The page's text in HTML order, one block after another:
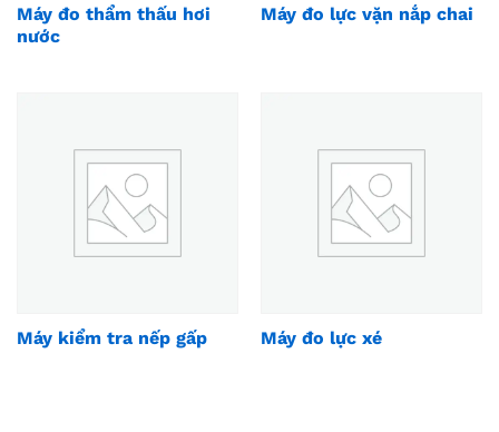
Máy đo thẩm thấu hơi
nước
Máy đo lực vặn nắp chai
Máy kiểm tra nếp gấp Máy đo lực xé